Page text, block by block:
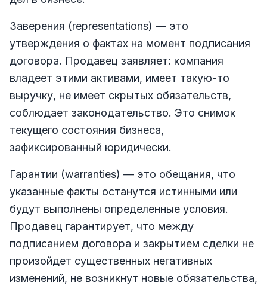
Заверения (representations) — это
утверждения о фактах на момент подписания
договора. Продавец заявляет: компания
владеет этими активами, имеет такую-то
выручку, не имеет скрытых обязательств,
соблюдает законодательство. Это снимок
текущего состояния бизнеса,
зафиксированный юридически.
Гарантии (warranties) — это обещания, что
указанные факты останутся истинными или
будут выполнены определенные условия.
Продавец гарантирует, что между
подписанием договора и закрытием сделки не
произойдет существенных негативных
изменений, не возникнут новые обязательства,